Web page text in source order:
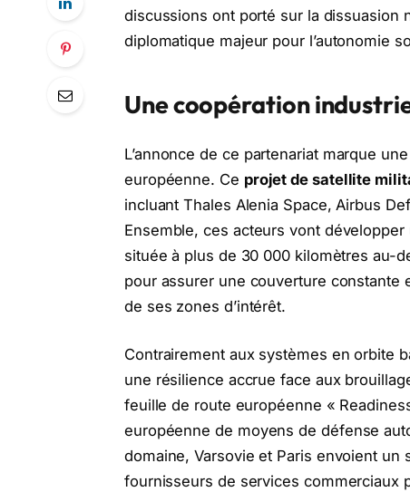
discussions ont porté sur la dissuasion
diplomatique majeur pour l’autonomie
Une coopération
L’annonce de ce partenariat marque
européenne. Ce projet de satellite
incluant Thales Alenia Space, Airbus
Ensemble, ces acteurs vont
située à plus de 30 000 kilomètres au-
pour assurer une couverture
de ses zones d’intérêt.
Contrairement aux systèmes en orbite
une résilience accrue face aux
feuille de route européenne «
européenne de moyens de défense
domaine, Varsovie et Paris envoient
fournisseurs de services commerciaux